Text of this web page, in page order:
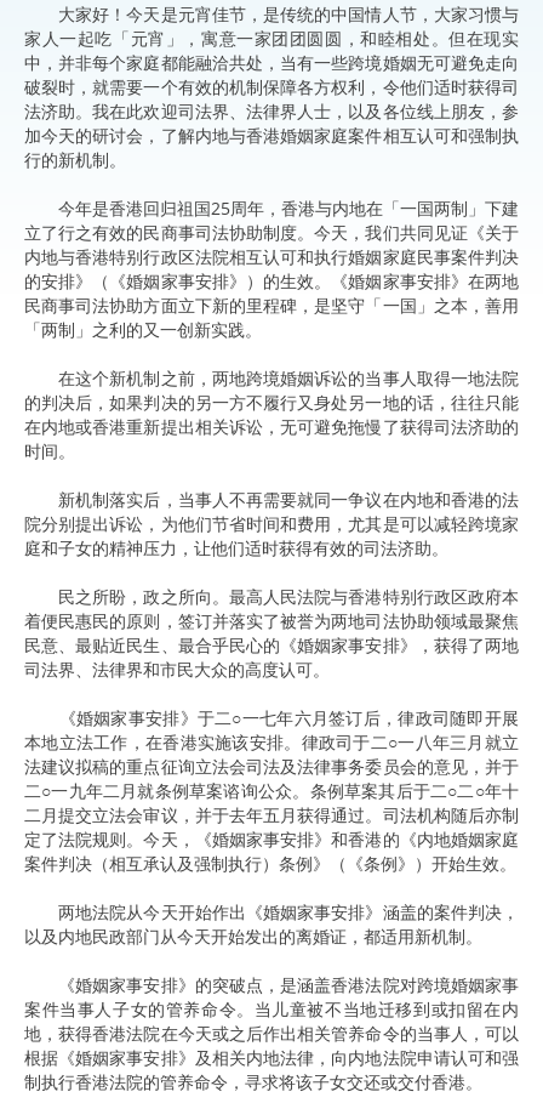
大家好！今天是元宵佳节，是传统的中国情人节，大家习惯与
家人一起吃「元宵」，寓意一家团团圆圆，和睦相处。但在现实
中，并非每个家庭都能融洽共处，当有一些跨境婚姻无可避免走向
破裂时，就需要一个有效的机制保障各方权利，令他们适时获得司
法济助。我在此欢迎司法界、法律界人士，以及各位线上朋友，参
加今天的研讨会，了解内地与香港婚姻家庭案件相互认可和强制执
行的新机制。
今年是香港回归祖国25周年，香港与内地在「一国两制」下建
立了行之有效的民商事司法协助制度。今天，我们共同见证《关于
内地与香港特别行政区法院相互认可和执行婚姻家庭民事案件判决
的安排》（《婚姻家事安排》）的生效。《婚姻家事安排》在两地
民商事司法协助方面立下新的里程碑，是坚守「一国」之本，善用
「两制」之利的又一创新实践。
在这个新机制之前，两地跨境婚姻诉讼的当事人取得一地法院
的判决后，如果判决的另一方不履行又身处另一地的话，往往只能
在内地或香港重新提出相关诉讼，无可避免拖慢了获得司法济助的
时间。
新机制落实后，当事人不再需要就同一争议在内地和香港的法
院分别提出诉讼，为他们节省时间和费用，尤其是可以减轻跨境家
庭和子女的精神压力，让他们适时获得有效的司法济助。
民之所盼，政之所向。最高人民法院与香港特别行政区政府本
着便民惠民的原则，签订并落实了被誉为两地司法协助领域最聚焦
民意、最贴近民生、最合乎民心的《婚姻家事安排》，获得了两地
司法界、法律界和市民大众的高度认可。
《婚姻家事安排》于二○一七年六月签订后，律政司随即开展
本地立法工作，在香港实施该安排。律政司于二○一八年三月就立
法建议拟稿的重点征询立法会司法及法律事务委员会的意见，并于
二○一九年二月就条例草案谘询公众。条例草案其后于二○二○年十
二月提交立法会审议，并于去年五月获得通过。司法机构随后亦制
定了法院规则。今天，《婚姻家事安排》和香港的《内地婚姻家庭
案件判决（相互承认及强制执行）条例》（《条例》）开始生效。
两地法院从今天开始作出《婚姻家事安排》涵盖的案件判决，
以及内地民政部门从今天开始发出的离婚证，都适用新机制。
《婚姻家事安排》的突破点，是涵盖香港法院对跨境婚姻家事
案件当事人子女的管养命令。当儿童被不当地迁移到或扣留在内
地，获得香港法院在今天或之后作出相关管养命令的当事人，可以
根据《婚姻家事安排》及相关内地法律，向内地法院申请认可和强
制执行香港法院的管养命令，寻求将该子女交还或交付香港。